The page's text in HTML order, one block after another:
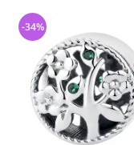
-34%